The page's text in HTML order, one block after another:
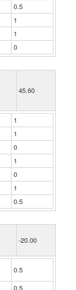
0.5
1
1
0
45.60
1
1
0
1
0
1
0.5
-20.00
0.5
0.5